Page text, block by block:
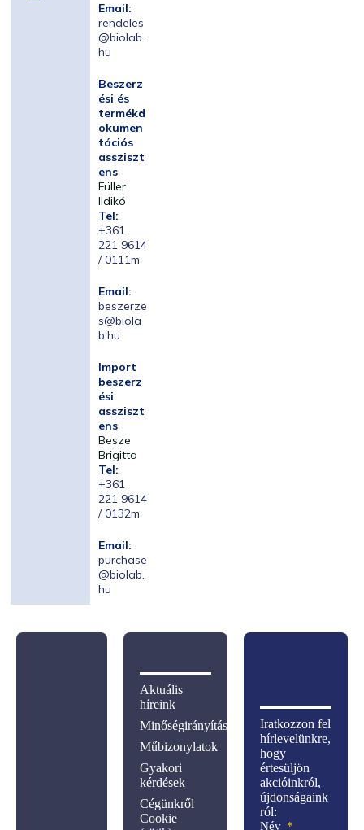
Email:
rendeles
@biolab.
hu
Beszerz
ési és
termékd
okumen
tációs
assziszt
ens
Füller
Ildikó
Tel:
+361
221 9614
/ 0111m
Email:
beszerze
s@biola
b.hu
Import
beszerz
ési
assziszt
ens
Besze
Brigitta
Tel:
+361
221 9614
/ 0132m
Email:
purchase
@biolab.
hu
Iratkozzon fel
hírlevelünkre,
hogy
értesüljön
akcióinkról,
újdonságaink
ról:
Név
Aktuális
híreink
Minőségirányítás
Műbizonylatok
Gyakori
kérdések
Cégünkről
Cookie